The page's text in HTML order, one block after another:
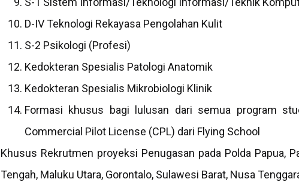
D-IV Teknologi Rekayasa Pengolahan Kulit
S-2 Psikologi (Profesi)
Kedokteran Spesialis Patologi Anatomik
Kedokteran Spesialis Mikrobiologi Klinik
Formasi khusus bagi lulusan dari semua program
Commercial Pilot License (CPL) dari Flying School
Khusus Rekrutmen proyeksi Penugasan pada Polda Papua,
Tengah, Maluku Utara, Gorontalo, Sulawesi Barat, Nusa